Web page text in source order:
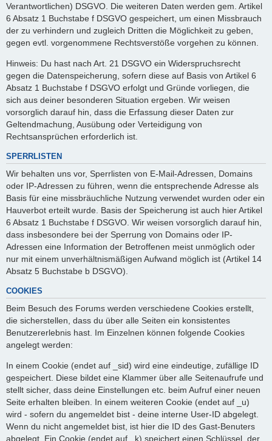
Verantwortlichen) DSGVO. Die weiteren Daten werden gem. Artikel
6 Absatz 1 Buchstabe f DSGVO gespeichert, um einen Missbrauch
der zu verhindern und zugleich Dritten die Möglichkeit zu geben,
gegen evtl. vorgenommene Rechtsverstöße vorgehen zu können.
Hinweis: Du hast nach Art. 21 DSGVO ein Widerspruchsrecht
gegen die Datenspeicherung, sofern diese auf Basis von Artikel 6
Absatz 1 Buchstabe f DSGVO erfolgt und Gründe vorliegen, die
sich aus deiner besonderen Situation ergeben. Wir weisen
vorsorglich darauf hin, dass die Erfassung dieser Daten zur
Geltendmachung, Ausübung oder Verteidigung von
Rechtsansprüchen erforderlich ist.
SPERRLISTEN
Wir behalten uns vor, Sperrlisten von E-Mail-Adressen, Domains
oder IP-Adressen zu führen, wenn die entsprechende Adresse als
Basis für eine missbräuchliche Nutzung verwendet wurden oder ein
Hauverbot erteilt wurde. Basis der Speicherung ist auch hier Artikel
6 Absatz 1 Buchstabe f DSGVO. Wir weisen vorsorglich darauf hin,
dass insbesondere bei der Sperrung von Domains oder IP-
Adressen eine Information der Betroffenen meist unmöglich oder
nur mit einem unverhältnismäßigen Aufwand möglich ist (Artikel 14
Absatz 5 Buchstabe b DSGVO).
COOKIES
Beim Besuch des Forums werden verschiedene Cookies erstellt,
die sicherstellen, dass du über alle Seiten ein konsistentes
Benutzererlebnis hast. Im Einzelnen können folgende Cookies
angelegt werden:
In einem Cookie (endet auf _sid) wird eine eindeutige, zufällige ID
gespeichert. Diese bildet eine Klammer über alle Seitenaufrufe und
stellt sicher, dass deine Einstellungen etc. beim Aufruf einer neuen
Seite erhalten bleiben. In einem weiteren Cookie (endet auf _u)
wird - sofern du angemeldet bist - deine interne User-ID abgelegt.
Wenn du nicht angemeldet bist, ist hier die ID des Gast-Benuters
abgelegt. Ein Cookie (endet auf _k) speichert einen Schlüssel, der